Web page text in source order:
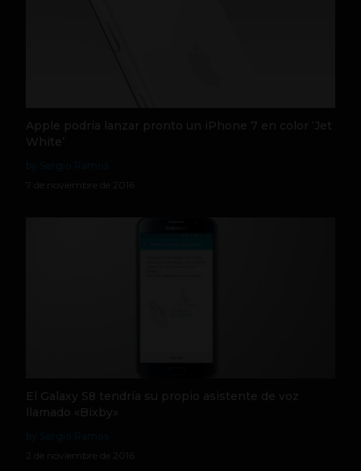
Apple podría lanzar pronto un iPhone 7 en color ‘Jet
White’
7 de noviembre de 2016
El Galaxy S8 tendría su propio asistente de voz
llamado «Bixby»
2 de noviembre de 2016